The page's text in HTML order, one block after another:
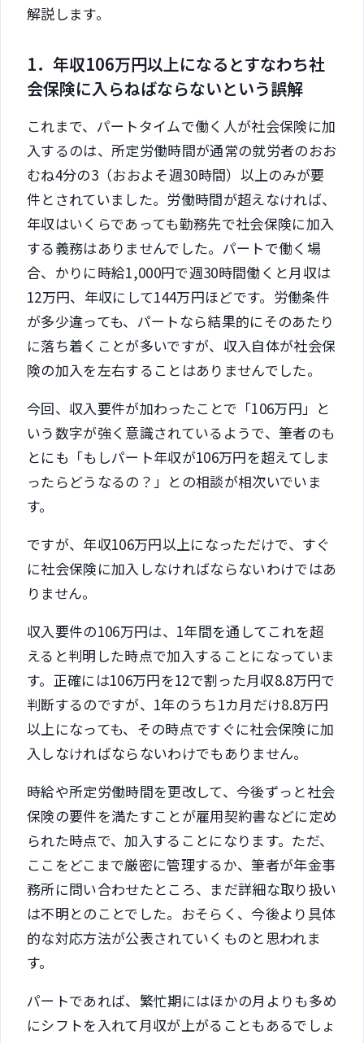
解説します。
1．年収106万円以上になるとすなわち社
会保険に入らねばならないという誤解
これまで、パートタイムで働く人が社会保険に加
入するのは、所定労働時間が通常の就労者のおお
むね4分の3（おおよそ週30時間）以上のみが要
件とされていました。労働時間が超えなければ、
年収はいくらであっても勤務先で社会保険に加入
する義務はありませんでした。パートで働く場
合、かりに時給1,000円で週30時間働くと月収は
12万円、年収にして144万円ほどです。労働条件
が多少違っても、パートなら結果的にそのあたり
に落ち着くことが多いですが、収入自体が社会保
険の加入を左右することはありませんでした。
今回、収入要件が加わったことで「106万円」と
いう数字が強く意識されているようで、筆者のも
とにも「もしパート年収が106万円を超えてしま
ったらどうなるの？」との相談が相次いでいま
す。
ですが、年収106万円以上になっただけで、すぐ
に社会保険に加入しなければならないわけではあ
りません。
収入要件の106万円は、1年間を通してこれを超
えると判明した時点で加入することになっていま
す。正確には106万円を12で割った月収8.8万円で
判断するのですが、1年のうち1カ月だけ8.8万円
以上になっても、その時点ですぐに社会保険に加
入しなければならないわけでもありません。
時給や所定労働時間を更改して、今後ずっと社会
保険の要件を満たすことが雇用契約書などに定め
られた時点で、加入することになります。ただ、
ここをどこまで厳密に管理するか、筆者が年金事
務所に問い合わせたところ、まだ詳細な取り扱い
は不明とのことでした。おそらく、今後より具体
的な対応方法が公表されていくものと思われま
す。
パートであれば、繁忙期にはほかの月よりも多め
にシフトを入れて月収が上がることもあるでしょ